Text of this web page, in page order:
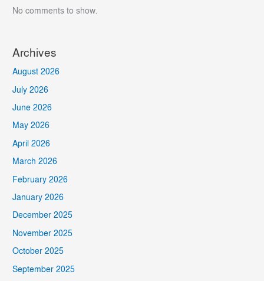
No comments to show.
Archives
August 2026
July 2026
June 2026
May 2026
April 2026
March 2026
February 2026
January 2026
December 2025
November 2025
October 2025
September 2025